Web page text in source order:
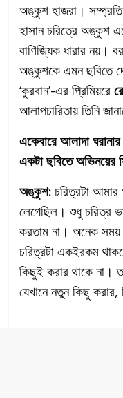
অঙ্কুশ হাজরা। সম্প্রতি
হাসান চরিত্রে অঙ্কুশ
বাণিজ্যিক ধারার নয়।
অঙ্কুশকে এমন ছবিতে
‘কুরবান’-এর প্রিমিয়রে
আলাপচারিতায় তিনি
একেবারে আলাদা
একটা ছবিতে অভিনয়ের
অঙ্কুশ: চরিত্রটা আমার
লেগেছিল। শুধু চরিত্র
করতাম না। অনেক সময়
চরিত্রটা একইরকম
কিছুই করার থাকে না।
যেখানে নতুন কিছু